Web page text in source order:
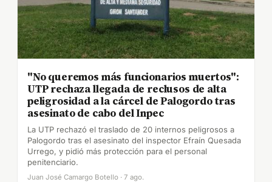
"No queremos más funcionarios muertos":
UTP rechaza llegada de reclusos de alta
peligrosidad a la cárcel de Palogordo tras
asesinato de cabo del Inpec
La UTP rechazó el traslado de 20 internos peligrosos a
Palogordo tras el asesinato del inspector Efraín Quesada
Urrego, y pidió más protección para el personal
penitenciario.
Juan José Camargo Botello · 7 ago.